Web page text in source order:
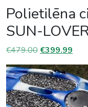
Polietilēna
SUN-
€479.00 Original price
€399.99